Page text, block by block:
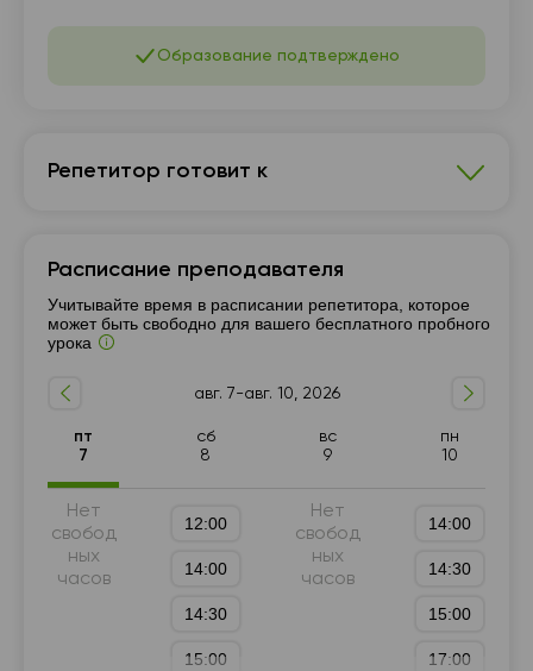
Образование подтверждено
Репетитор готовит к
7 - 9-й класс Подготовка к НМТ (ЗНО)
Подготовка к ГИА (9 класс)
Подготовка к олимпиадам
Деловой и бизнес язык Грамматика
Уровень А1-А2
Расписание преподавателя
Учитывайте время в расписании репетитора, которое
может быть свободно для вашего бесплатного пробного
урока
авг. 7-авг. 10, 2026
пт
7
сб
8
вс
9
пн
10
Нет
свобод
ных
часов
12:00
14:00
14:30
15:00
Нет
свобод
ных
часов
14:00
14:30
15:00
17:00